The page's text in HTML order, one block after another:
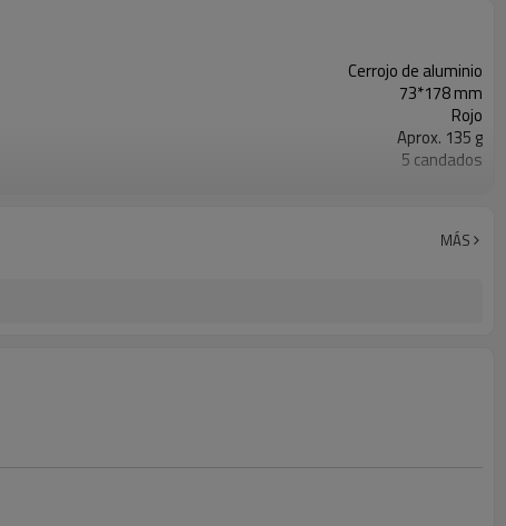
Cerrojo de aluminio
73*178 mm
Rojo
Aprox. 135 g
5 candados
MÁS